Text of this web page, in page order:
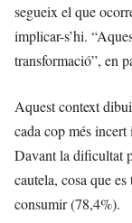
segueix el que
implicar-s’hi.
transformació”, en
Aquest context
cada cop més
Davant la dificultat
cautela, cosa que
consumir (78,4%).